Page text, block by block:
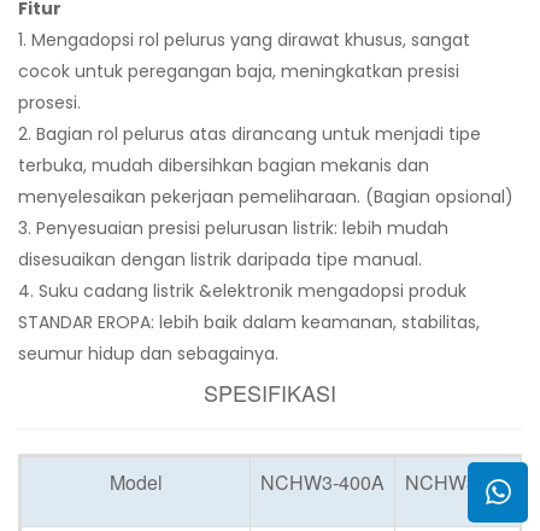
Fitur
1. Mengadopsi rol pelurus yang dirawat khusus, sangat
cocok untuk peregangan baja, meningkatkan presisi
prosesi.
2. Bagian rol pelurus atas dirancang untuk menjadi tipe
terbuka, mudah dibersihkan bagian mekanis dan
menyelesaikan pekerjaan pemeliharaan. (Bagian opsional)
3. Penyesuaian presisi pelurusan listrik: lebih mudah
disesuaikan dengan listrik daripada tipe manual.
4. Suku cadang listrik &elektronik mengadopsi produk
STANDAR EROPA: lebih baik dalam keamanan, stabilitas,
seumur hidup dan sebagainya.
SPESIFIKASI
Model NCHW3-400A NCHW3-600A